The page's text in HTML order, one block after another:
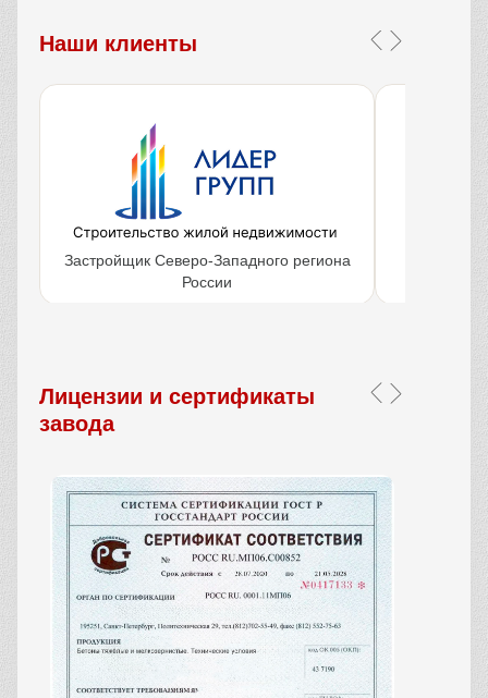
Наши клиенты
Застройщик Северо-Западного региона
России
Лицензии и сертификаты
завода